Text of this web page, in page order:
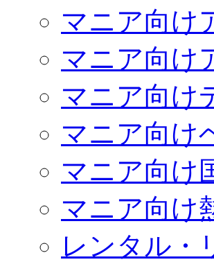
マニア向け
マニア向け
マニア向け
マニア向け
マニア向け
マニア向け
レンタル・